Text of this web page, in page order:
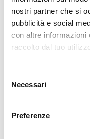
nostri partner che si
pubblicità e social
con altre informazioni
raccolto dal tuo
delNecessari
Preferenze
Cura e Prevenzione
ADD COMMENT
Commento